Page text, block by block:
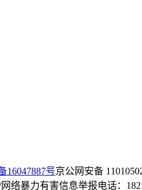
16047887号京公网安备
络暴力有害信息举报电话：